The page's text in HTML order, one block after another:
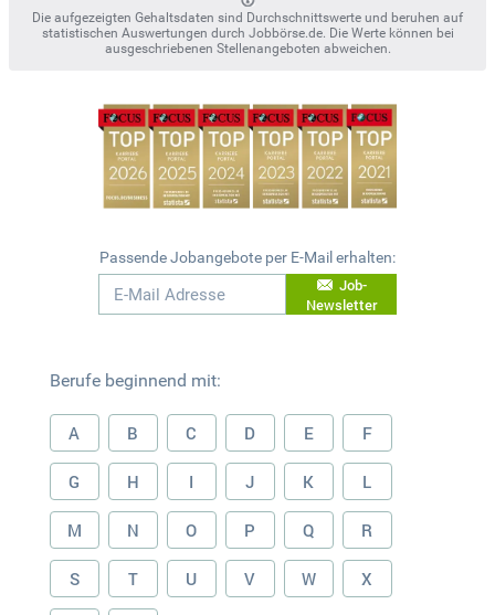
Die aufgezeigten Gehaltsdaten sind Durchschnittswerte und beruhen auf
statistischen Auswertungen durch Jobbörse.de. Die Werte können bei
ausgeschriebenen Stellenangeboten abweichen.
Passende Jobangebote per E-Mail erhalten:
Job-
Newsletter
Berufe beginnend mit:
A B C D E F
G H I J K L
M N O P Q R
S T U V W X